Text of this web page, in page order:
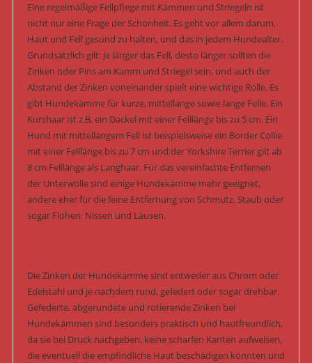
Eine regelmäßige Fellpflege mit Kämmen und Striegeln ist
nicht nur eine Frage der Schönheit. Es geht vor allem darum,
Haut und Fell gesund zu halten, und das in jedem Hundealter.
Grundsätzlich gilt: Je länger das Fell, desto länger sollten die
Zinken oder Pins am Kamm und Striegel sein, und auch der
Abstand der Zinken voneinander spielt eine wichtige Rolle. Es
gibt Hundekämme für kurze, mittellange sowie lange Felle. Ein
Kurzhaar ist z.B. ein Dackel mit einer Felllänge bis zu 5 cm. Ein
Hund mit mittellangem Fell ist beispielsweise ein Border Collie
mit einer Felllänge bis zu 7 cm und der Yorkshire Terrier gilt ab
8 cm Felllänge als Langhaar. Für das vereinfachte Entfernen
der Unterwolle sind einige Hundekämme mehr geeignet,
andere eher für die feine Entfernung von Schmutz, Staub oder
sogar Flöhen, Nissen und Läusen.
Die Zinken der Hundekämme sind entweder aus Chrom oder
Edelstahl und je nachdem rund, gefedert oder sogar drehbar.
Gefederte, abgerundete und rotierende Zinken bei
Hundekämmen sind besonders praktisch und hautfreundlich,
da sie bei Druck nachgeben, keine scharfen Kanten aufweisen,
die eventuell die empfindliche Haut beschädigen könnten und